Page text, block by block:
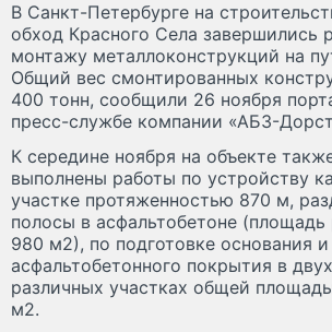
В Санкт-Петербурге на
обход Красного Села завершились
монтажу металлоконструкций на
Общий вес смонтированных
400 тонн, сообщили 26 ноября
пресс-службе компании «АБЗ-
К середине ноября на объекте
выполнены работы по устройству
участке протяженностью 870 м,
полосы в асфальтобетоне (площадь
980 м2), по подготовке основания
асфальтобетонного покрытия в
различных участках общей
м2.